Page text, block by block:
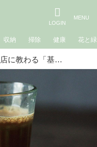
収納 掃除 健康 花と緑
チャイ専門店に教わる「基本のチャイ」のおいしい淹れ方。紅茶と牛乳で手軽に楽しむ“スパイスいらず”の簡単レシピ／ミミロータス・吉池浩美さん